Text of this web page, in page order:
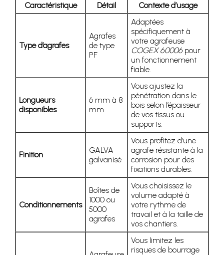
Caractéristique Détail Contexte d’usage
Type d’agrafes
Agrafes
de type
PF
Adaptées
spécifiquement à
votre agrafeuse
COGEX 60006 pour
un fonctionnement
fiable.
Longueurs
disponibles
6 mm à 8
mm
Vous ajustez la
pénétration dans le
bois selon l’épaisseur
de vos tissus ou
supports.
Finition
GALVA
galvanisé
Vous profitez d’une
agrafe résistante à la
corrosion pour des
fixations durables.
Conditionnements
Boîtes de
1000 ou
5000
agrafes
Vous choisissez le
volume adapté à
votre rythme de
travail et à la taille de
vos chantiers.
Vous limitez les
risques de bourrage